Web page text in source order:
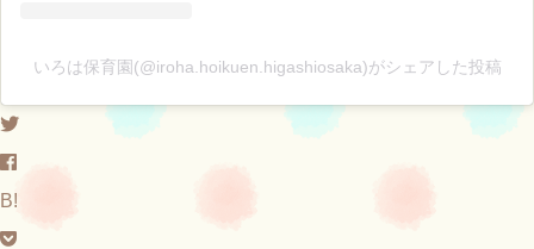
いろは保育園(@iroha.hoikuen.higashiosaka)がシェアした投稿
B!